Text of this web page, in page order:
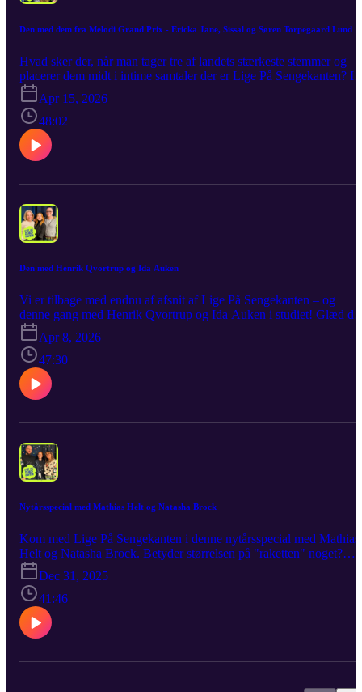
Den med dem fra Melodi Grand Prix - Ericka Jane, Sissal og Søren Torpegaard Lund
Hvad sker der, når man tager tre af landets stærkeste stemmer og
placerer dem midt i intime samtaler der er Lige På Sengekanten? I
denne uge rykker vi helt tæt på Ericka Jane, Sissal og Søren
Torpegaard Lund. De er alle vant til det store spotlight og de helt
store scener fra Melodi Grand Prix, men hos vært Kathrine
Abrahamsen lader de facaden falde. Vi taler om alt det, der foregår
bag kulissen, under dynen og i de øjeblikke, hvor man normalt ikke
har en mikrofon i hånden. Glæd dig til en hudløst ærlig, og som
Apr 15, 2026
48:02
Den med Henrik Qvortrup og Ida Auken
Vi er tilbage med endnu af afsnit af Lige På Sengekanten – og
denne gang med Henrik Qvortrup og Ida Auken i studiet! Glæd
til en samtale, hvor det bliver både skarpt, overraskende og en
frækt, når der bliver åbnet op for holdninger, fordomme og
personlige historier, du nok ikke har hørt før. Som altid får du det
ærligt og med et glimt i øjet. Det er tankevækkende, det er
underholdende og det er Lige På Sengekanten!
Apr 8, 2026
47:30
Nytårsspecial med Mathias Helt og Natasha Brock
Kom med Lige På Sengekanten i denne nytårsspecial med Mathias
Helt og Natasha Brock. Betyder størrelsen på "raketten" noget?
Hvem vil man have med i et orgie? Og så bliver der delt ud af
scoretricks samt et godt trick til, hvis man kan høre nogen knalde.
Knald nytåret ind med et brag af en nytårsspecial. Godt Nytår!
Dec 31, 2025
41:46